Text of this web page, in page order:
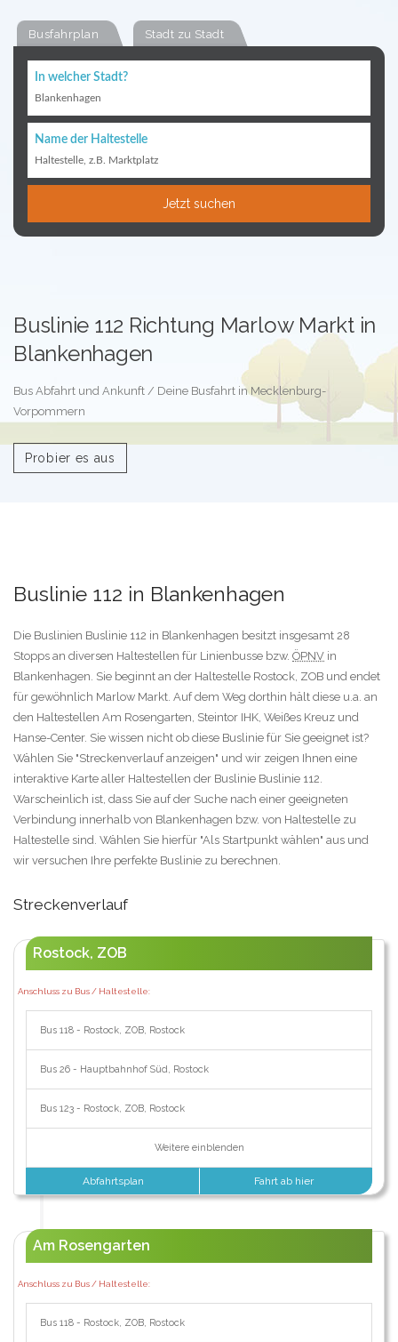
Busfahrplan Stadt zu Stadt
In welcher Stadt?
Blankenhagen
Name der Haltestelle
Haltestelle, z.B. Marktplatz
Jetzt suchen
Buslinie 112 Richtung Marlow Markt in
Blankenhagen
Bus Abfahrt und Ankunft / Deine Busfahrt in Mecklenburg-
Vorpommern
Probier es aus
Buslinie 112 in Blankenhagen
Die Buslinien Buslinie 112 in Blankenhagen besitzt insgesamt 28
Stopps an diversen Haltestellen für Linienbusse bzw. ÖPNV in
Blankenhagen. Sie beginnt an der Haltestelle Rostock, ZOB und endet
für gewöhnlich Marlow Markt. Auf dem Weg dorthin hält diese u.a. an
den Haltestellen Am Rosengarten, Steintor IHK, Weißes Kreuz und
Hanse-Center. Sie wissen nicht ob diese Buslinie für Sie geeignet ist?
Wählen Sie "Streckenverlauf anzeigen" und wir zeigen Ihnen eine
interaktive Karte aller Haltestellen der Buslinie Buslinie 112.
Warscheinlich ist, dass Sie auf der Suche nach einer geeigneten
Verbindung innerhalb von Blankenhagen bzw. von Haltestelle zu
Haltestelle sind. Wählen Sie hierfür "Als Startpunkt wählen" aus und
wir versuchen Ihre perfekte Buslinie zu berechnen.
Streckenverlauf
Rostock, ZOB
Anschluss zu Bus / Haltestelle:
Bus 118 - Rostock, ZOB, Rostock
Bus 26 - Hauptbahnhof Süd, Rostock
Bus 123 - Rostock, ZOB, Rostock
Weitere einblenden
Abfahrtsplan Fahrt ab hier
Am Rosengarten
Anschluss zu Bus / Haltestelle:
Bus 118 - Rostock, ZOB, Rostock